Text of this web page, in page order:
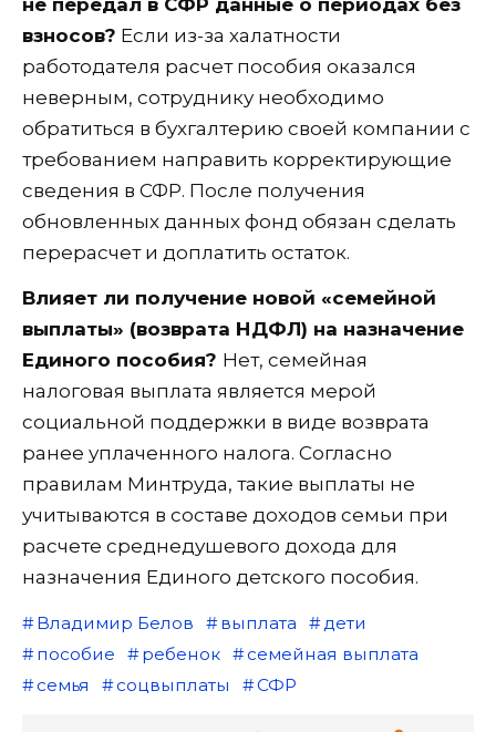
взносов? Если из-за халатности
работодателя расчет пособия оказался
неверным, сотруднику необходимо
обратиться в бухгалтерию своей компании с
требованием направить корректирующие
сведения в СФР. После получения
обновленных данных фонд обязан сделать
перерасчет и доплатить остаток.
Влияет ли получение новой «семейной
выплаты» (возврата НДФЛ) на назначение
Единого пособия? Нет, семейная
налоговая выплата является мерой
социальной поддержки в виде возврата
ранее уплаченного налога. Согласно
правилам Минтруда, такие выплаты не
учитываются в составе доходов семьи при
расчете среднедушевого дохода для
назначения Единого детского пособия.
Владимир Белов выплата
дети
пособие
ребенок
семейная выплата
семья
соцвыплаты СФР